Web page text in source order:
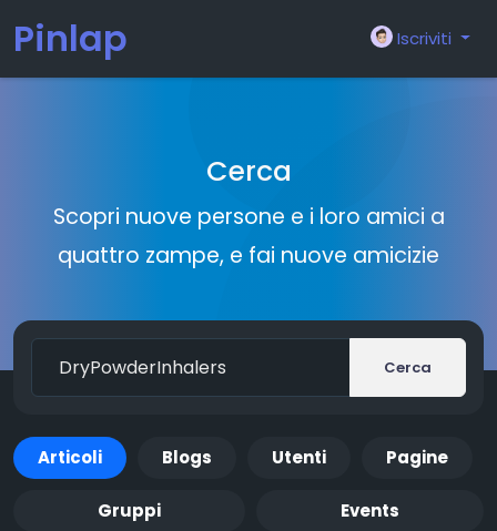
Pinlap Iscriviti
Cerca
Scopri nuove persone e i loro amici a
quattro zampe, e fai nuove amicizie
Cerca
Articoli Blogs Utenti Pagine
Gruppi Events